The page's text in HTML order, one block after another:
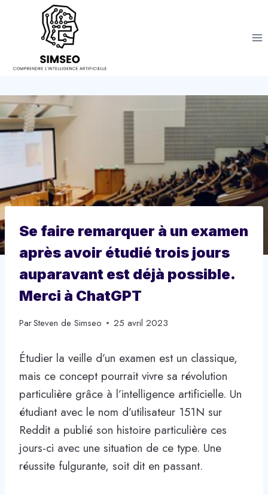
Se faire remarquer à un examen
après avoir étudié trois jours
auparavant est déjà possible.
Merci à ChatGPT
ParSteven de Simseo 25 avril 2023
Étudier la veille d’un examen est un classique,
mais ce concept pourrait vivre sa révolution
particulière grâce à l’intelligence artificielle. Un
étudiant avec le nom d’utilisateur 151N sur
Reddit a publié son histoire particulière ces
jours-ci avec une situation de ce type. Une
réussite fulgurante, soit dit en passant.